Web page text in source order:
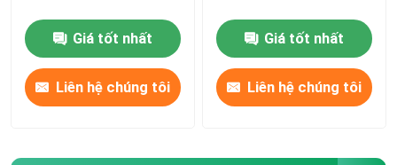
Giá tốt nhất
Liên hệ chúng tôi
Giá tốt nhất
Liên hệ chúng tôi